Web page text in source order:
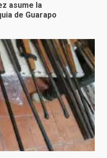
asume la
de Guarapo